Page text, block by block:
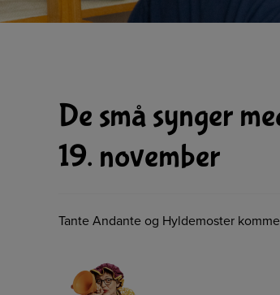
De små synger
19. november
Tante Andante og Hyldemoster